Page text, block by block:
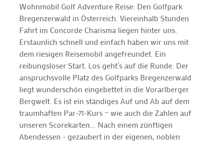
Wohnmobil Golf Adventure Reise: Den Golfpark
Bregenzerwald in Österreich. Viereinhalb Stunden
Fahrt im Concorde Charisma liegen hinter uns.
Erstaunlich schnell und einfach haben wir uns mit
dem riesigen Reisemobil angefreundet. Ein
reibungsloser Start. Los geht’s auf die Runde. Der
anspruchsvolle Platz des Golfparks Bregenzerwald
liegt wunderschön eingebettet in die Vorarlberger
Bergwelt. Es ist ein ständiges Auf und Ab auf dem
traumhaften Par-71-Kurs – wie auch die Zahlen auf
unseren Scorekarten... Nach einem zünftigen
Abendessen - gezaubert in der eigenen, noblen